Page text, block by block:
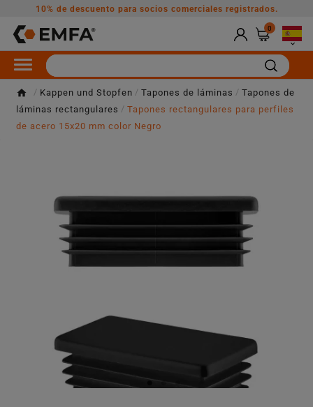
10% de descuento para socios comerciales registrados.
0

Kappen und Stopfen Tapones de láminas
Tapones de
láminas rectangulares
Tapones rectangulares para perfiles
de acero 15x20 mm color Negro